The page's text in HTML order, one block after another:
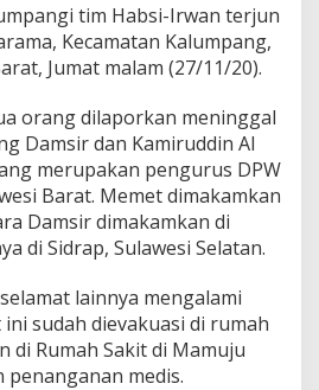
tim Habsi-Irwan terjun
Kecamatan Kalumpang,
Jumat malam (27/11/20).
orang dilaporkan meninggal
Damsir dan Kamiruddin Al
merupakan pengurus DPW
Barat. Memet dimakamkan
Damsir dimakamkan di
di Sidrap, Sulawesi Selatan.
lainnya mengalami
sudah dievakuasi di rumah
di Rumah Sakit di Mamuju
medis.